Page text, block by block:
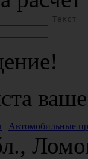
| Автомобильные